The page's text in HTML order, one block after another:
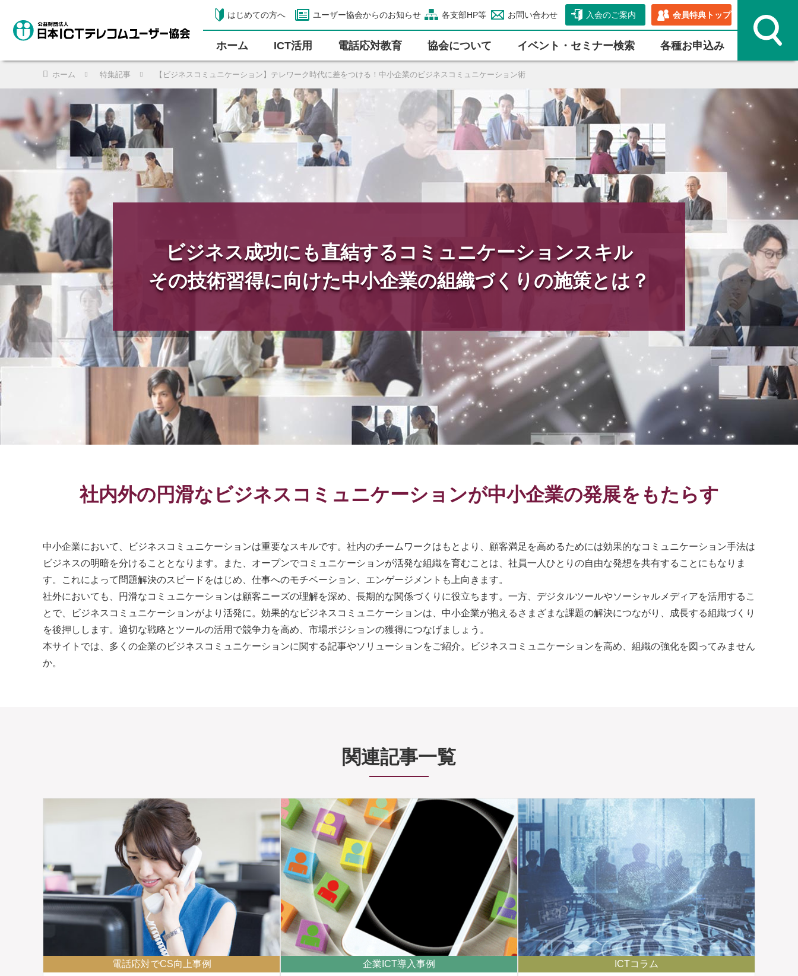
はじめての方へ ユーザー協会からのお知らせ 各支部HP等 お問い合わせ 入会のご案内 会員特典トップ
ホーム ICT活⽤ 電話応対教育 協会について イベント・セミナー検索 各種お申込み
ホーム 特集記事 【ビジネスコミュニケーション】テレワーク時代に差をつける！中小企業のビジネスコミュニケーション術
ビジネス成功にも直結する コミュニケーションスキル
その技術習得に向けた中小企業の組織づくりの施策とは？
社内外の円滑なビジネスコミュニケーションが中小企業の発展をもたらす
中小企業において、ビジネスコミュニケーションは重要なスキルです。社内のチームワークはもとより、顧客満足を高めるためには効果的なコミュニケーション手法は
ビジネスの明暗を分けることとなります。また、オープンでコミュニケーションが活発な組織を育むことは、社員一人ひとりの自由な発想を共有することにもなりま
す。これによって問題解決のスピードをはじめ、仕事へのモチベーション、エンゲージメントも上向きます。
社外においても、円滑なコミュニケーションは顧客ニーズの理解を深め、長期的な関係づくりに役立ちます。一方、デジタルツールやソーシャルメディアを活用するこ
とで、ビジネスコミュニケーションがより活発に。効果的なビジネスコミュニケーションは、中小企業が抱えるさまざまな課題の解決につながり、成長する組織づくり
を後押しします。適切な戦略とツールの活用で競争力を高め、市場ポジションの獲得につなげましょう。
本サイトでは、多くの企業のビジネスコミュニケーションに関する記事やソリューションをご紹介。ビジネスコミュニケーションを高め、組織の強化を図ってみません
か。
関連記事一覧
電話応対でCS向上事例 企業ICT導入事例 ICTコラム